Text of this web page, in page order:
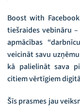
Boost with
tiešraides vebināru
apmācības
veicināt savu
kā palielināt sava
citiem vērtīgiem
Šīs prasmes jau